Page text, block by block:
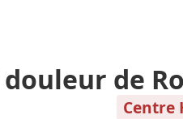
de
Centre